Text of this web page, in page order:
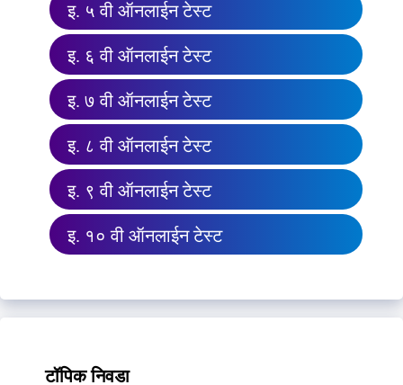
इ. ५ वी ऑनलाईन टेस्ट
इ. ६ वी ऑनलाईन टेस्ट
इ. ७ वी ऑनलाईन टेस्ट
इ. ८ वी ऑनलाईन टेस्ट
इ. ९ वी ऑनलाईन टेस्ट
इ. १० वी ऑनलाईन टेस्ट
टॉपिक निवडा